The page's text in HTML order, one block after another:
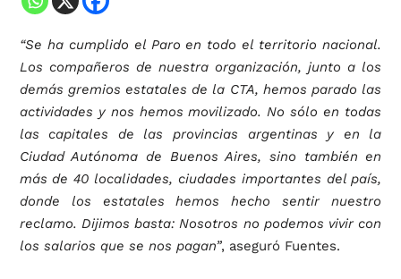
“Se ha cumplido el Paro en todo el territorio nacional.
Los compañeros de nuestra organización, junto a los
demás gremios estatales de la CTA, hemos parado las
actividades y nos hemos movilizado. No sólo en todas
las capitales de las provincias argentinas y en la
Ciudad Autónoma de Buenos Aires, sino también en
más de 40 localidades, ciudades importantes del país,
donde los estatales hemos hecho sentir nuestro
reclamo. Dijimos basta: Nosotros no podemos vivir con
los salarios que se nos pagan”, aseguró Fuentes.